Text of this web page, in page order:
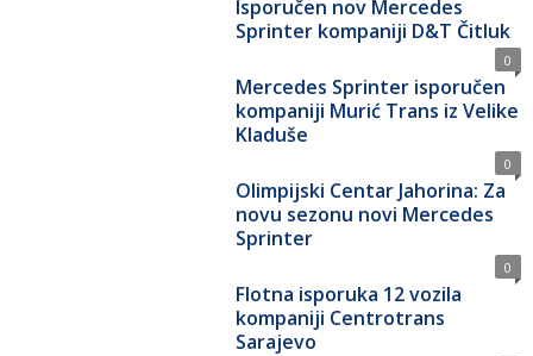
Isporučen nov Mercedes
Sprinter kompaniji D&T Čitluk
0
Mercedes Sprinter isporučen
kompaniji Murić Trans iz Velike
Kladuše
0
Olimpijski Centar Jahorina: Za
novu sezonu novi Mercedes
Sprinter
0
Flotna isporuka 12 vozila
kompaniji Centrotrans
Sarajevo